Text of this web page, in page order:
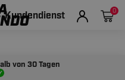
Kundendienst 0
von 30 Tagen